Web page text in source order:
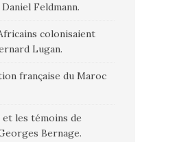
Feldmann.
colonisaient
Lugan.
française du Maroc
les témoins de
Bernage.